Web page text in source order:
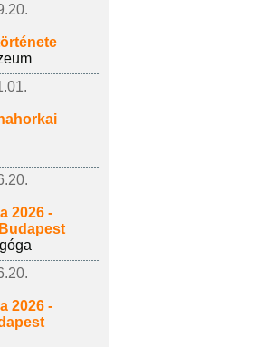
2026 -
2026 -